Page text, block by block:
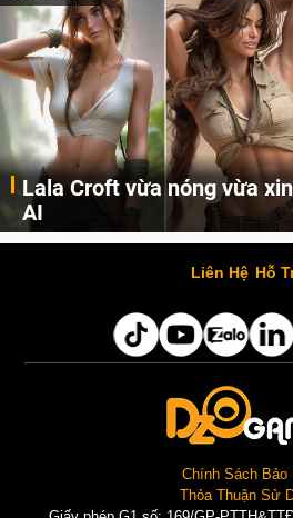
Lala Croft vừa nóng vừa
AI
Liên Hệ Hỗ
Chính Sách Bảo
Thỏa Thuận Sử